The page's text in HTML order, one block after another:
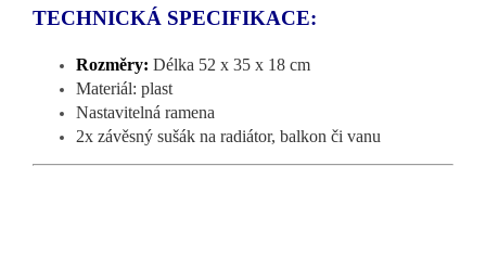
TECHNICKÁ SPECIFIKACE:
Rozměry: Délka 52 x 35 x 18 cm
Materiál: plast
Nastavitelná ramena
2x závěsný sušák na radiátor, balkon či vanu